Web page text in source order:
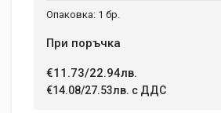
1 бр.
При поръчка
€11.73/22.94лв.
€14.08/27.53лв. с ДДС